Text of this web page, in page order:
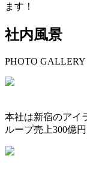
ます！
社内風景
PHOTO GALLERY
本社は新宿のアイ
ループ売上300億